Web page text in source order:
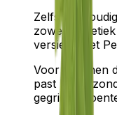
Zelfs
zowel
versierd met
Voor degenen
past het
gegrilde